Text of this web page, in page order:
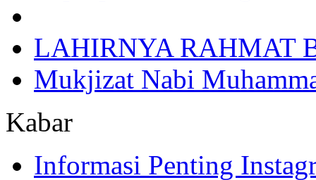
LAHIRNYA RAHMAT
Mukjizat Nabi
Kabar
Informasi Penting